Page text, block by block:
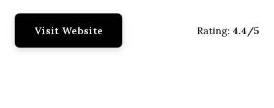
Visit Website Rating: 4.4/5